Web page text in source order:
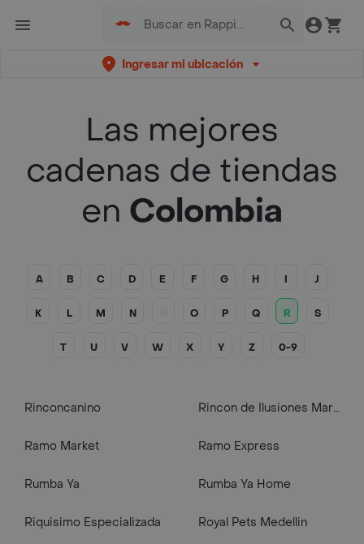
Ingresar mi ubicación
Las mejores
cadenas de tiendas
en Colombia
A B C D E F G H I J
K L M N O P Q R S
T U V W X Y Z 0-9
Rinconcanino Rincon de Ilusiones Market
Ramo Market Ramo Express
Rumba Ya Rumba Ya Home
Riquisimo Especializada Royal Pets Medellin